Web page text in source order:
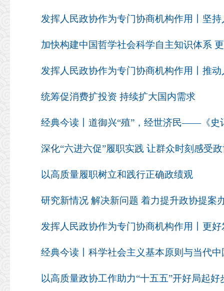
统筹促消费扩投资 持续扩大国内需求
经典今读丨道御兴“殖”，经世济民——《史
深化“六进六促”履职实践 让群众时刻感受
以高质量履职树立和践行正确政绩观
研究新情况 解决新问题 着力提升政协提案
以高质量政协工作助力“十五五”开好局起好